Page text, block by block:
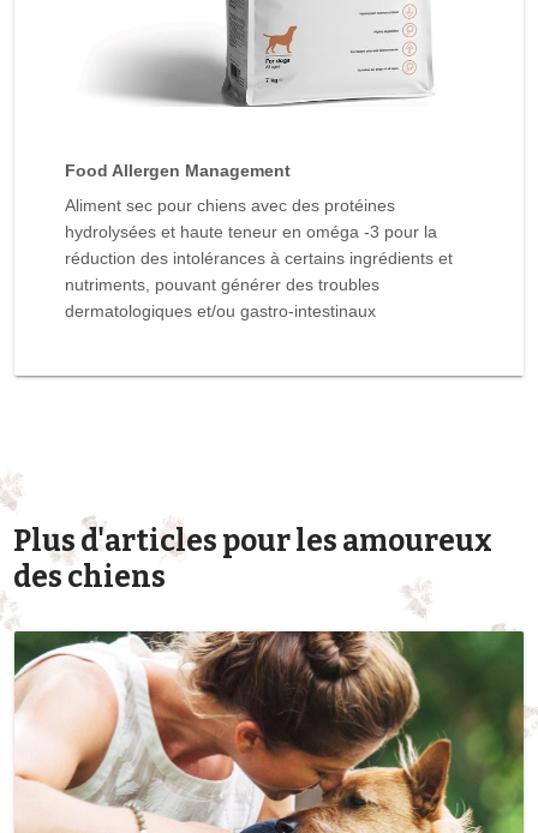
Food Allergen Management
Aliment sec pour chiens avec des protéines
hydrolysées et haute teneur en oméga -3 pour la
réduction des intolérances à certains ingrédients et
nutriments, pouvant générer des troubles
dermatologiques et/ou gastro-intestinaux
Plus d'articles pour les amoureux
des chiens